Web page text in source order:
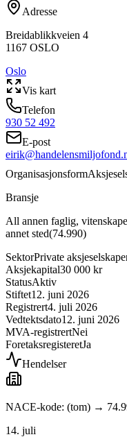
Adresse
Breidablikkveien 4
1167 OSLO
Oslo
Vis kart
Telefon
930 52 492
E-post
Organisasjonsform
Bransje
All annen faglig,
annet sted(74.990)
SektorPrivate
Aksjekapital30 000 kr
StatusAktiv
Stiftet12. juni 2026
Registrert4. juli 2026
Vedtektsdato12. juni 2026
MVA-registrertNei
ForetaksregisteretJa
Hendelser
NACE-kode: (tom) →
14. juli